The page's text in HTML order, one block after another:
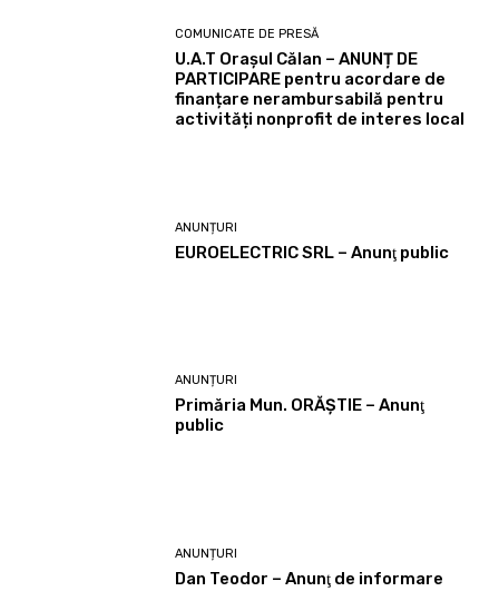
COMUNICATE DE PRESĂ
U.A.T Orașul Călan – ANUNȚ DE
PARTICIPARE pentru acordare de
finanțare nerambursabilă pentru
activități nonprofit de interes local
ANUNȚURI
EUROELECTRIC SRL – Anunţ public
ANUNȚURI
Primăria Mun. ORĂȘTIE – Anunţ
public
ANUNȚURI
Dan Teodor – Anunţ de informare